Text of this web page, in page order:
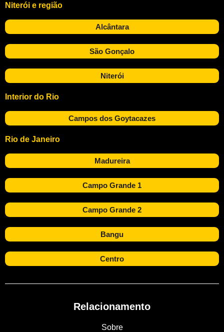
Niterói e região
Alcântara
São Gonçalo
Niterói
Interior do Rio
Campos dos Goytacazes
Rio de Janeiro
Madureira
Campo Grande 1
Campo Grande 2
Bangu
Centro
Relacionamento
Sobre